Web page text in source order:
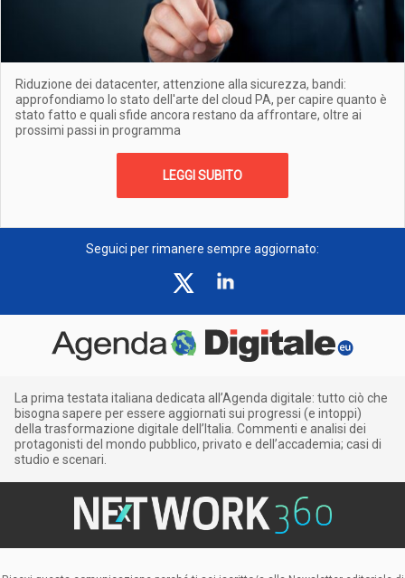
Riduzione dei datacenter, attenzione alla sicurezza, bandi:
approfondiamo lo stato dell'arte del cloud PA, per capire quanto è
stato fatto e quali sfide ancora restano da affrontare, oltre ai
prossimi passi in programma
LEGGI SUBITO
Seguici per rimanere sempre aggiornato:
La prima testata italiana dedicata all’Agenda digitale: tutto ciò che
bisogna sapere per essere aggiornati sui progressi (e intoppi)
della trasformazione digitale dell’Italia. Commenti e analisi dei
protagonisti del mondo pubblico, privato e dell’accademia; casi di
studio e scenari.